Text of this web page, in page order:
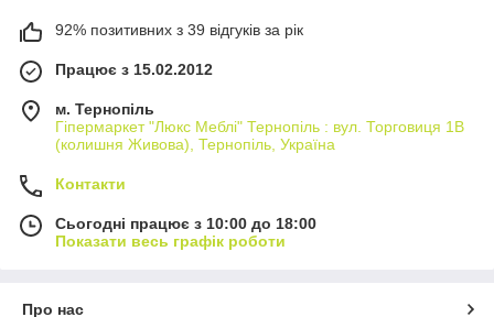
92% позитивних з 39 відгуків за рік
Працює з 15.02.2012
м. Тернопіль
Гіпермаркет "Люкс Меблі" Тернопіль : вул. Торговиця 1В
(колишня Живова), Тернопіль, Україна
Контакти
Сьогодні працює з 10:00 до 18:00
Показати весь графік роботи
Про нас